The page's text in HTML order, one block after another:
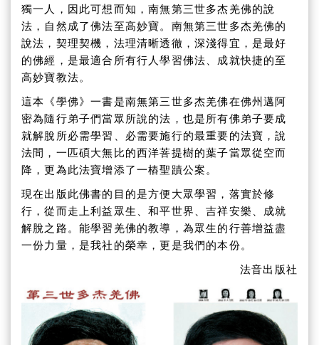
獨一人，因此可想而知，南無第三世多杰羌佛的說
法，自然成了佛法至高妙寶。南無第三世多杰羌佛的
說法，契理契機，法理清晰透徹，深淺得宜，是最好
的佛經，是最適合所有行人學習佛法、成就快捷的至
高妙寶教法。
這本《學佛》一書是南無第三世多杰羌佛在佛州邁阿
密為隨行弟子們當眾所說的法，也是所有佛弟子要成
就解脫所必需學習、必需要施行的最重要的法寶，說
法間，一匹碩大無比的西洋菩提樹的葉子當眾從空而
降，更為此法寶增添了一樁聖蹟公案。
現在出版此佛書的目的是方便大眾學習，落實於修
行，從而走上利益眾生、和平世界、吉祥安樂、成就
解脫之路。能學習羌佛的教導，為眾生的行善增益盡
一份力量，是我社的榮幸，更是我們的本份。
法音出版社